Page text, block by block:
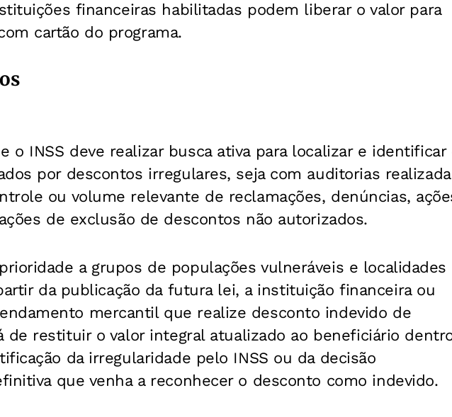
financeiras habilitadas podem liberar o valor para
cartão do programa.
o INSS deve realizar busca ativa para localizar e identificar
por descontos irregulares, seja com auditorias
ou volume relevante de reclamações, denúncias,
de exclusão de descontos não autorizados.
a grupos de populações vulneráveis e localidades
da publicação da futura lei, a instituição financeira ou
mercantil que realize desconto indevido de
de restituir o valor integral atualizado ao beneficiário
da irregularidade pelo INSS ou da decisão
que venha a reconhecer o desconto como indevido.